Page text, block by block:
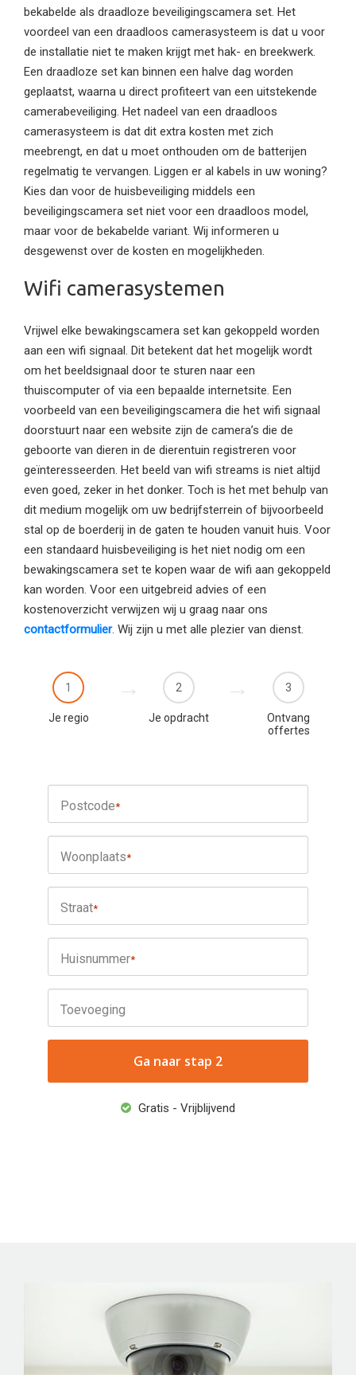
bekabelde als draadloze beveiligingscamera set. Het
voordeel van een draadloos camerasysteem is dat u voor
de installatie niet te maken krijgt met hak- en breekwerk.
Een draadloze set kan binnen een halve dag worden
geplaatst, waarna u direct profiteert van een uitstekende
camerabeveiliging. Het nadeel van een draadloos
camerasysteem is dat dit extra kosten met zich
meebrengt, en dat u moet onthouden om de batterijen
regelmatig te vervangen. Liggen er al kabels in uw woning?
Kies dan voor de huisbeveiliging middels een
beveiligingscamera set niet voor een draadloos model,
maar voor de bekabelde variant. Wij informeren u
desgewenst over de kosten en mogelijkheden.
Wifi camerasystemen
Vrijwel elke bewakingscamera set kan gekoppeld worden
aan een wifi signaal. Dit betekent dat het mogelijk wordt
om het beeldsignaal door te sturen naar een
thuiscomputer of via een bepaalde internetsite. Een
voorbeeld van een beveiligingscamera die het wifi signaal
doorstuurt naar een website zijn de camera’s die de
geboorte van dieren in de dierentuin registreren voor
geïnteresseerden. Het beeld van wifi streams is niet altijd
even goed, zeker in het donker. Toch is het met behulp van
dit medium mogelijk om uw bedrijfsterrein of bijvoorbeeld
stal op de boerderij in de gaten te houden vanuit huis. Voor
een standaard huisbeveiliging is het niet nodig om een
bewakingscamera set te kopen waar de wifi aan gekoppeld
kan worden. Voor een uitgebreid advies of een
kostenoverzicht verwijzen wij u graag naar ons
contactformulier. Wij zijn u met alle plezier van dienst.
1
Je regio
2
Je opdracht
3
Ontvang
offertes
Postcode*
Woonplaats*
Straat*
Huisnummer*
Toevoeging
Gratis - Vrijblijvend